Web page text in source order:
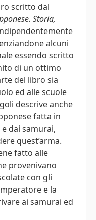
scritto dal
Storia,
alcuni
essendo scritto
di un ottimo
del libro sia
ed alle scuole
descrive anche
fatta in
dai samurai,
quest’arma.
fatto alle
provenivano
con gli
e la
ai samurai ed